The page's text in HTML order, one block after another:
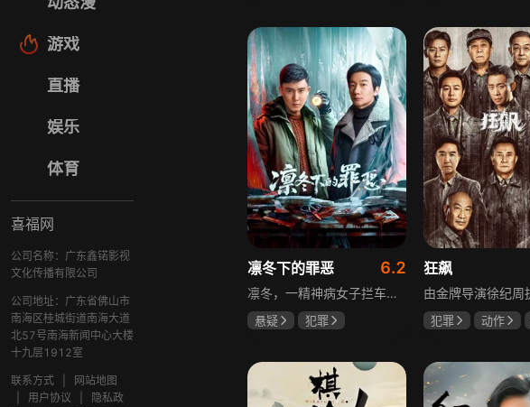
游戏
直播
娱乐
体育
喜福网
公司名称：广东鑫锘影视
文化传播有限公司
公司地址：广东省佛山市
南海区桂城街道南海大道
北57号南海新闻中心大楼
十九层1912室
联系方式
网站地图
用户协议
隐私政
凛冬下的罪恶 6.2
凛冬，一精神病女子拦车报案，称丈夫杀人，刑警沈栋梁吴红兵由此揭开系列碎尸案真相。然而风浪未平，储蓄所抢劫杀人案，少女失踪案，流窜抢车案接连发生，沈栋梁与吴红兵追凶之际，竟牵出改变二人命运的人性悲剧。
悬疑
犯罪
狂飙
犯罪 动作